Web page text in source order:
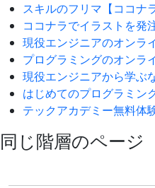
スキルのフリマ【ココナラ
ココナラでイラストを発
現役エンジニアのオンラ
プログラミングのオンラ
現役エンジニアから学ぶ
はじめてのプログラミン
テックアカデミー無料体
同じ階層のページ